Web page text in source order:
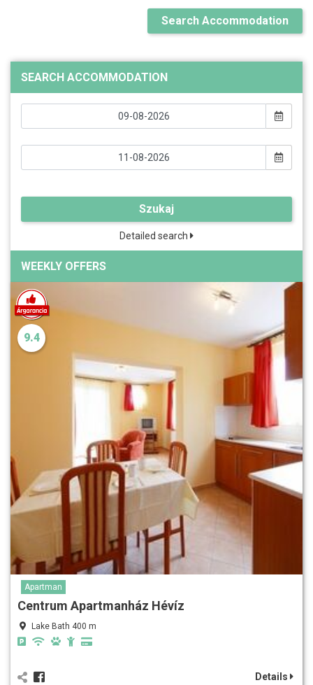
Search Accommodation
SEARCH ACCOMMODATION
Szukaj
Detailed search
WEEKLY OFFERS
9.4
Apartman
Centrum Apartmanház Hévíz
Lake Bath 400 m
Details